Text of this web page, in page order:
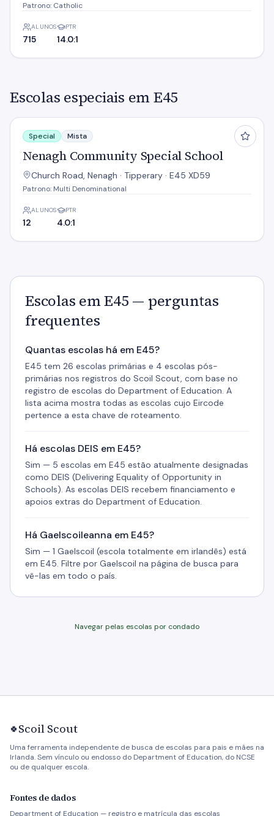
Patrono: Catholic
ALUNOS
715
PTR
14.0:1
Escolas especiais em E45
Nenagh Community Special School
Special Mista
Nenagh Community Special School
Church Road, Nenagh · Tipperary · E45 XD59
Patrono: Multi Denominational
ALUNOS
12
PTR
4.0:1
Escolas em E45 — perguntas
frequentes
Quantas escolas há em E45?
E45 tem 26 escolas primárias e 4 escolas pós-
primárias nos registros do Scoil Scout, com base no
registro de escolas do Department of Education. A
lista acima mostra todas as escolas cujo Eircode
pertence a esta chave de roteamento.
Há escolas DEIS em E45?
Sim — 5 escolas em E45 estão atualmente designadas
como DEIS (Delivering Equality of Opportunity in
Schools). As escolas DEIS recebem financiamento e
apoios extras do Department of Education.
Há Gaelscoileanna em E45?
Sim — 1 Gaelscoil (escola totalmente em irlandês) está
em E45. Filtre por Gaelscoil na página de busca para
vê-las em todo o país.
Navegar pelas escolas por condado
🍀Scoil Scout
Uma ferramenta independente de busca de escolas para pais e mães na
Irlanda. Sem vínculo ou endosso do Department of Education, do NCSE
ou de qualquer escola.
Fontes de dados
Department of Education — registro e matrícula das escolas